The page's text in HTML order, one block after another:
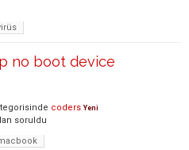
no boot device
coders Yeni
soruldu